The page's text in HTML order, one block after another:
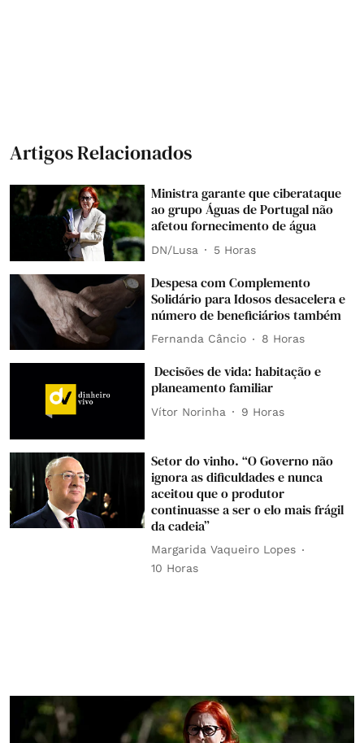
Artigos Relacionados
Ministra garante que ciberataque
ao grupo Águas de Portugal não
afetou fornecimento de água
DN/Lusa 5 Horas
Despesa com Complemento
Solidário para Idosos desacelera e
número de beneficiários também
Fernanda Câncio 8 Horas
Decisões de vida: habitação e
planeamento familiar
Vítor Norinha 9 Horas
Setor do vinho. “O Governo não
ignora as dificuldades e nunca
aceitou que o produtor
continuasse a ser o elo mais frágil
da cadeia”
Margarida Vaqueiro Lopes
10 Horas